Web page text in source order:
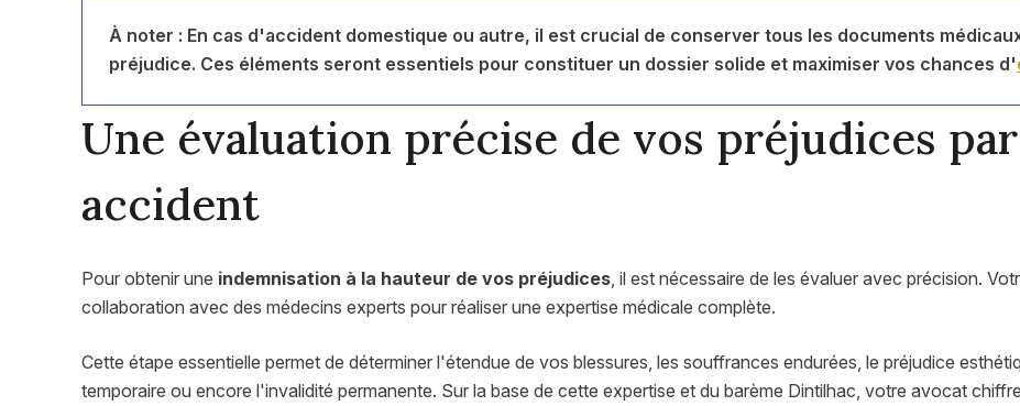
À noter : En cas d'accident domestique ou autre, il est crucial de conserver tous les documents
préjudice. Ces éléments seront essentiels pour constituer un dossier solide et maximiser vos chances d'
Une évaluation précise de vos préjudices
accident
Pour obtenir une indemnisation à la hauteur de vos préjudices , il est nécessaire de les évaluer avec précision.
collaboration avec des médecins experts pour réaliser une expertise médicale complète.
Cette étape essentielle permet de déterminer l'étendue de vos blessures, les souffrances endurées, le préjudice
temporaire ou encore l'invalidité permanente. Sur la base de cette expertise et du barème Dintilhac, votre avocat